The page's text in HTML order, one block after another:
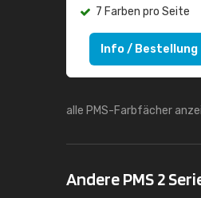
7 Farben pro Seite
Info / Bestellung
alle PMS-Farbfächer
Andere PMS 2